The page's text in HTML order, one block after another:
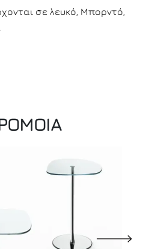
σε λευκό, Μπορντό,